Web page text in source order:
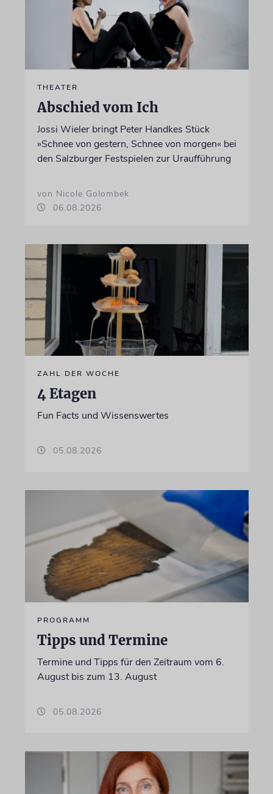
THEATER
Abschied vom Ich
Jossi Wieler bringt Peter Handkes Stück
»Schnee von gestern, Schnee von morgen« bei
den Salzburger Festspielen zur Uraufführung
von Nicole Golombek
06.08.2026
ZAHL DER WOCHE
4 Etagen
Fun Facts und Wissenswertes
05.08.2026
PROGRAMM
Tipps und Termine
Termine und Tipps für den Zeitraum vom 6.
August bis zum 13. August
05.08.2026